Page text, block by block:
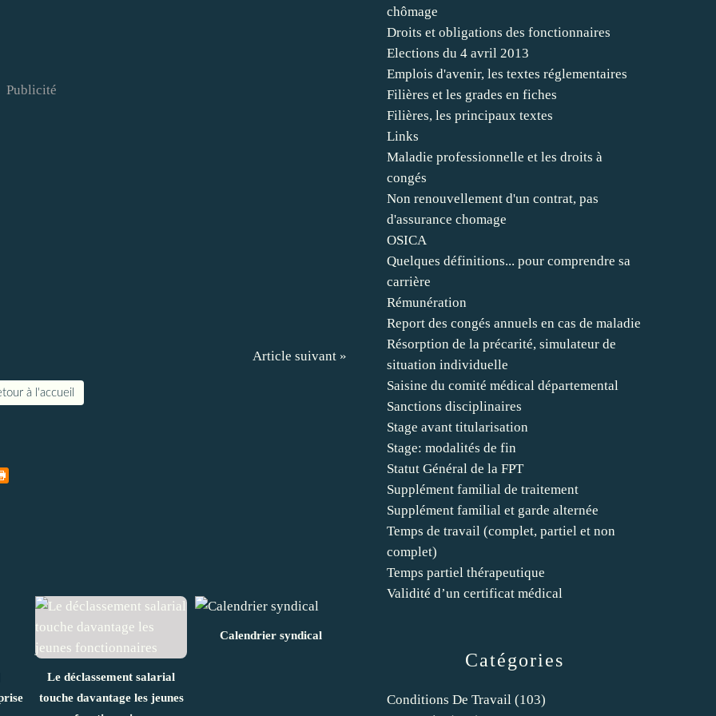
Publicité
Article suivant »
à l'accueil
Le déclassement salarial
touche davantage les jeunes
Calendrier syndical
Catégories
Conditions De Travail (103)
chômage
Droits et obligations des fonctionnaires
Elections du 4 avril 2013
Emplois d'avenir, les textes réglementaires
Filières et les grades en fiches
Filières, les principaux textes
Links
Maladie professionnelle et les droits à
congés
Non renouvellement d'un contrat, pas
d'assurance chomage
OSICA
Quelques définitions... pour comprendre sa
carrière
Rémunération
Report des congés annuels en cas de maladie
Résorption de la précarité, simulateur de
situation individuelle
Saisine du comité médical départemental
Sanctions disciplinaires
Stage avant titularisation
Stage: modalités de fin
Statut Général de la FPT
Supplément familial de traitement
Supplément familial et garde alternée
Temps de travail (complet, partiel et non
complet)
Temps partiel thérapeutique
Validité d’un certificat médical